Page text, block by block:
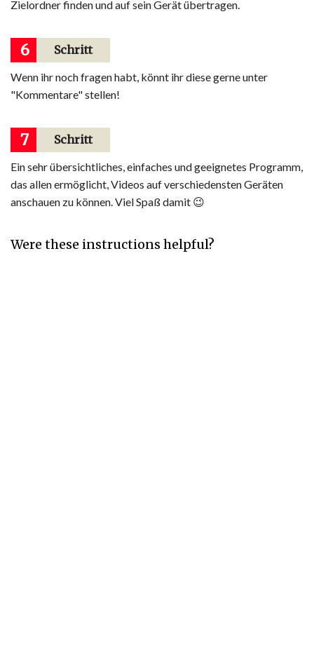
Zielordner finden und auf sein Gerät übertragen.
6 Schritt
Wenn ihr noch fragen habt, könnt ihr diese gerne unter
"Kommentare" stellen!
7 Schritt
Ein sehr übersichtliches, einfaches und geeignetes Programm,
das allen ermöglicht, Videos auf verschiedensten Geräten
anschauen zu können. Viel Spaß damit 😉
Were these instructions helpful?